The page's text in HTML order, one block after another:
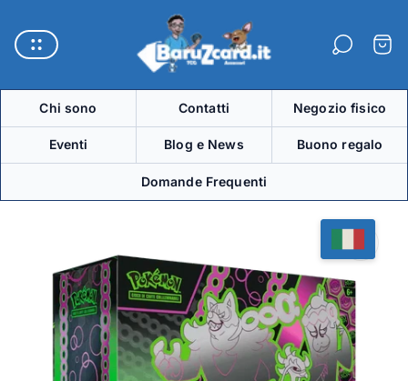
del
negozio"
Chi sono Contatti Negozio fisico
Eventi Blog e News Buono regalo
Domande Frequenti